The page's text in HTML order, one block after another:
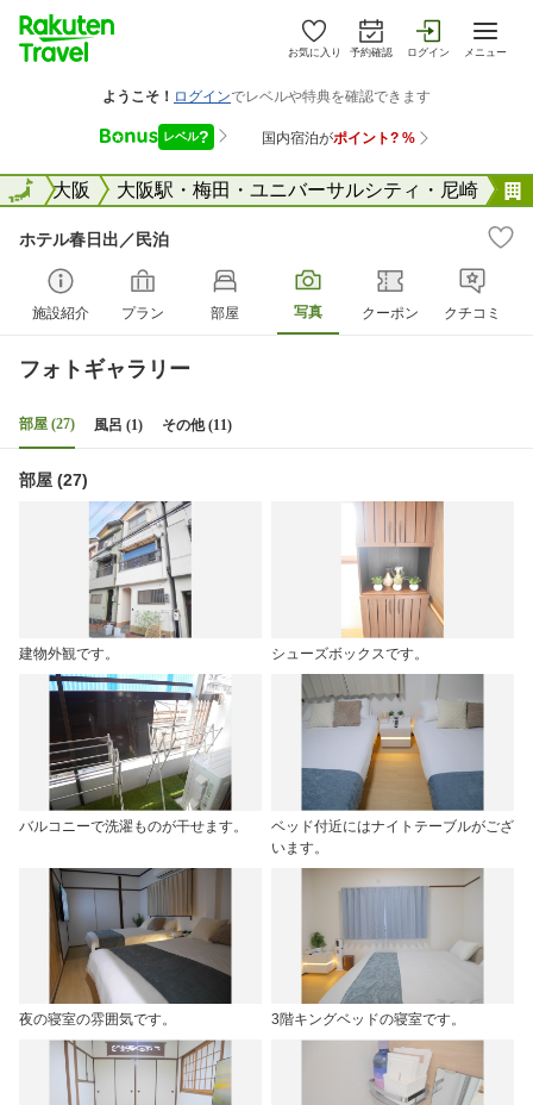
お気に入り 予約確認 ログイン メニュー
府 大阪 大阪駅・梅田・ユニバーサルシティ・尼崎
全国
ホテル春日出／民泊
施設紹介 プラン 部屋 写真 クーポン クチコミ
フォトギャラリー
部屋 (27) 風呂 (1) その他 (11)
部屋 (27)
建物外観です。 シューズボックスです。
バルコニーで洗濯ものが干せます。
ベッド付近にはナイトテーブルがござ
います。
夜の寝室の雰囲気です。 3階キングベッドの寝室です。